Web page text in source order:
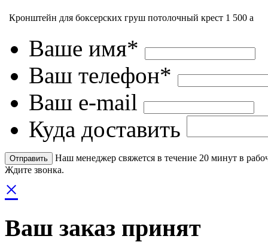
Кронштейн для боксерских груш потолочный крест 1 500 a
Ваше имя*
Ваш телефон*
Ваш e-mail
Куда доставить
Наш менеджер свяжется в течение 20 минут в
Ждите звонка.
×
Ваш заказ принят